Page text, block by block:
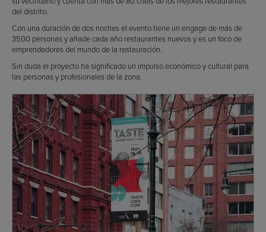
del distrito.
Con una duración de dos noches el evento tiene un engage de más de
3500 personas y añade cada año restaurantes nuevos y es un foco de
emprendedores del mundo de la restauración.
Sin duda el proyecto ha significado un impulso económico y cultural para
las personas y profesionales de la zona.